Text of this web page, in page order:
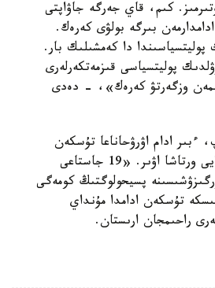
كىم، قاي جەرگە جاۋاپتى
بىرگە بولۋى كەرەك.
دا كەمشىلىك بار.
پوليتسياسى قىزمەتكەرلەرى
وزگەرتۋ كەرەك»، - دەدى
ادام اۋرۋحاناعا تۇسكەن
بولاتىن. قازىرگى ۋاقىتتا زارداپ شەككەن جىگىتتىڭ اياعىنا وتا جاسالدى. جاعدايى ورتاشا اۋىر. «19 جاستاعى
پسيحولوگتىڭ كومەگى
تۇسكەن ادامدا مۇنداي
راحىمجان ارىستان.